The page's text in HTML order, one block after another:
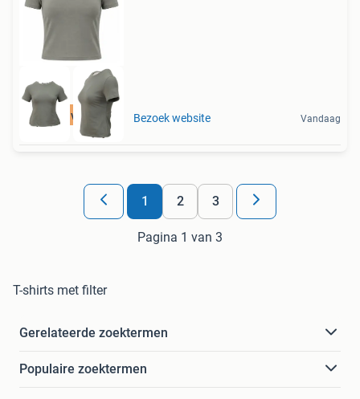
Tot 75% voordeel Bezoek website Vandaag
1 2 3
Pagina 1 van 3
T-shirts met filter
Gerelateerde zoektermen
Populaire zoektermen